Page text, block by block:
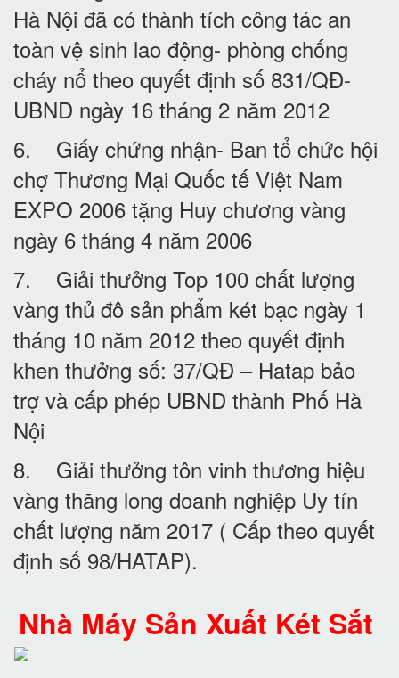
Hà Nội đã có thành tích công tác an
toàn vệ sinh lao động- phòng chống
cháy nổ theo quyết định số 831/QĐ-
UBND ngày 16 tháng 2 năm 2012
6. Giấy chứng nhận- Ban tổ chức hội
chợ Thương Mại Quốc tế Việt Nam
EXPO 2006 tặng Huy chương vàng
ngày 6 tháng 4 năm 2006
7. Giải thưởng Top 100 chất lượng
vàng thủ đô sản phẩm két bạc ngày 1
tháng 10 năm 2012 theo quyết định
khen thưởng số: 37/QĐ – Hatap bảo
trợ và cấp phép UBND thành Phố Hà
Nội
8. Giải thưởng tôn vinh thương hiệu
vàng thăng long doanh nghiệp Uy tín
chất lượng năm 2017 ( Cấp theo quyết
định số 98/HATAP).
Nhà Máy Sản Xuất Két Sắt